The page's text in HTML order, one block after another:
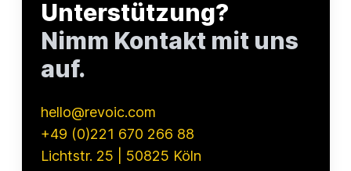
Unterstützung?
Nimm Kontakt mit uns
auf.
hello@revoic.com
+49 (0)221 670 266 88
Lichtstr. 25 | 50825 Köln